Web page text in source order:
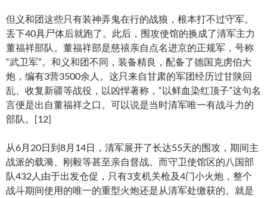
但义和团这些只有装神弄鬼在行的战狼，根本打不过守军。
丢下40具尸体后就跑了。此后，围攻使馆的换成了清军主力
董福祥部队。董福祥部是慈禧亲自点名进京的正规军，号称
“武卫军”。和义和团不同，装备精良，配备了德国克虏伯大
炮，编有3营3500余人。这只来自甘肃的军团经历过甘陕回
乱、收复新疆等战役，以凶悍著称，“以鲜血染红顶子”这句名
言便是出自董福祥之口。可以说是当时清军唯一有战斗力的
部队。[12]
从6月20日到8月14日，清军展开了长达55天的围攻，期间主
战派的载漪、刚毅等甚至亲自督战。而守卫使馆区的八国部
队432人由于出发仓促，只有3支机关枪及4门小火炮，整个
战斗期间使用的唯一的重型火炮还是从清军处缴获的。就是